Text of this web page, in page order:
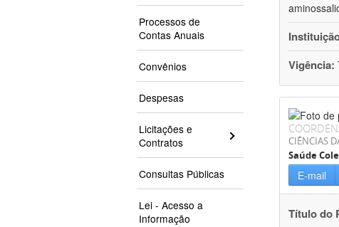
Processos de
Contas Anuais
Convênios
Despesas
Licitações e
Contratos
Consultas Públicas
Lei - Acesso a
Informação
Vigência:
CIÊNCIAS
Saúde
E-mail
Título do